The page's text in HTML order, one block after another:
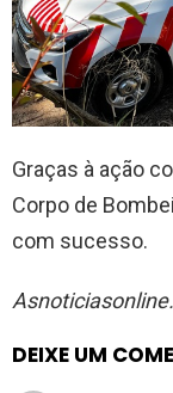
Graças à ação
Corpo de
com sucesso.
DEIXE UM